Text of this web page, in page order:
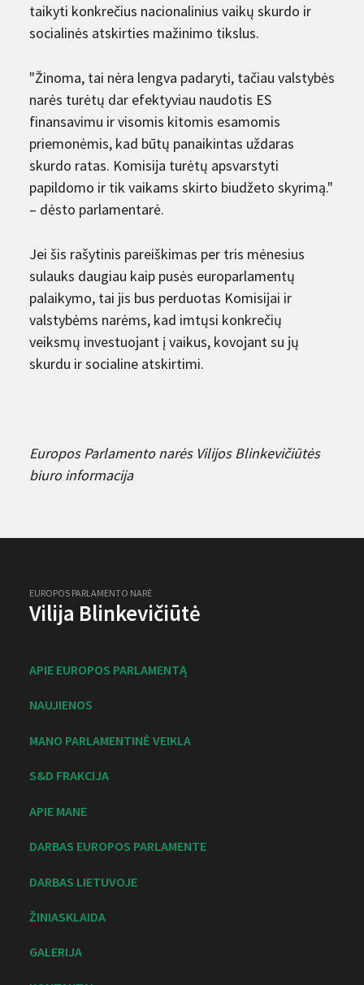
taikyti konkrečius nacionalinius vaikų skurdo ir
socialinės atskirties mažinimo tikslus.
"Žinoma, tai nėra lengva padaryti, tačiau valstybės
narės turėtų dar efektyviau naudotis ES
finansavimu ir visomis kitomis esamomis
priemonėmis, kad būtų panaikintas uždaras
skurdo ratas. Komisija turėtų apsvarstyti
papildomo ir tik vaikams skirto biudžeto skyrimą."
– dėsto parlamentarė.
Jei šis rašytinis pareiškimas per tris mėnesius
sulauks daugiau kaip pusės europarlamentų
palaikymo, tai jis bus perduotas Komisijai ir
valstybėms narėms, kad imtųsi konkrečių
veiksmų investuojant į vaikus, kovojant su jų
skurdu ir socialine atskirtimi.
Europos Parlamento narės Vilijos Blinkevičiūtės
biuro informacija
EUROPOS PARLAMENTO NARĖ
Vilija Blinkevičiūtė
APIE EUROPOS PARLAMENTĄ
NAUJIENOS
MANO PARLAMENTINĖ VEIKLA
S&D FRAKCIJA
APIE MANE
DARBAS EUROPOS PARLAMENTE
DARBAS LIETUVOJE
ŽINIASKLAIDA
GALERIJA